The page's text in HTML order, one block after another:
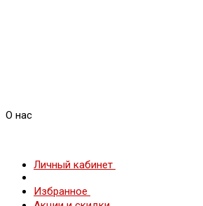
О нас
Личный кабинет
Избранное